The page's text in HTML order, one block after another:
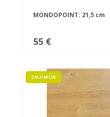
MONDOPOINT: 21,5 cm
55 €
SALOMON